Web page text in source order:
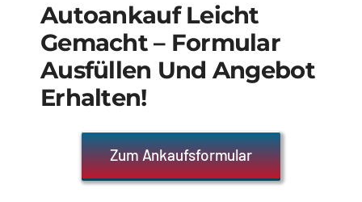
Autoankauf Leicht
Gemacht – Formular
Ausfüllen Und Angebot
Erhalten!
Zum Ankaufsformular